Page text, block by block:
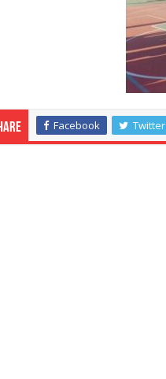
Facebook Twitter